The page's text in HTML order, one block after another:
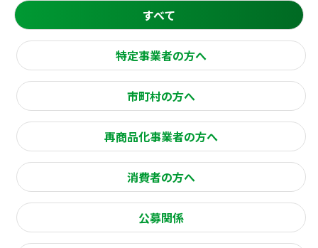
すべて
特定事業者の方へ
市町村の方へ
再商品化事業者の方へ
消費者の方へ
公募関係